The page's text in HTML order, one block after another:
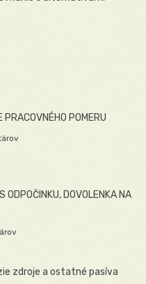
PRACOVNÉHO POMERU
ODPOČINKU, DOVOLENKA NA
zdroje a ostatné pasíva